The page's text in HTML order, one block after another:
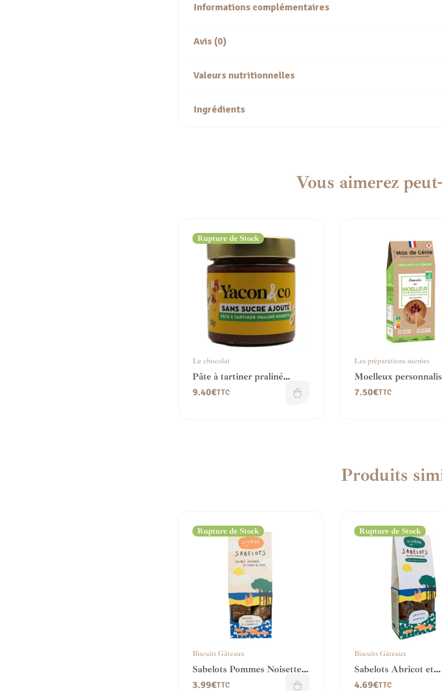
Informations complémentaires
Avis (0)
Valeurs nutritionnelles
Ingrédients
Vous aimerez
Rupture de Stock
Le chocolat
Pâte à tartiner praliné
noisettes
9.40€TTC
Les préparations sucrées
Moelleux
nature
7.50€TTC
Produits
Rupture de Stock
Biscuits Gâteaux
Sabelots Pommes Noisettes
Cannelle
3.99€TTC
Rupture de Stock
Biscuits Gâteaux
Sabelots Abricot et
amandes
4.69€TTC